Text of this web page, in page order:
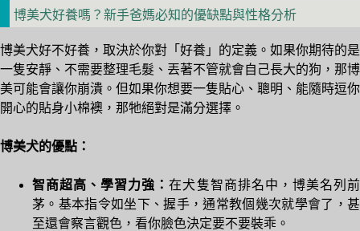
博美犬好養嗎？新手爸媽必知的優缺點與性格分析
博美犬好不好養，取決於你對「好養」的定義。如果你期待的是
一隻安靜、不需要整理毛髮、丟著不管就會自己長大的狗，那博
美可能會讓你崩潰。但如果你想要一隻貼心、聰明、能隨時逗你
開心的貼身小棉襖，那牠絕對是滿分選擇。
博美犬的優點：
智商超高、學習力強：在犬隻智商排名中，博美名列前
茅。基本指令如坐下、握手，通常教個幾次就學會了，甚
至還會察言觀色，看你臉色決定要不要裝乖。